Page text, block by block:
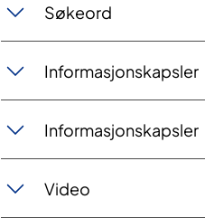
Søkeord
​Informasjonskapsler
Informasjonskapsler
Video